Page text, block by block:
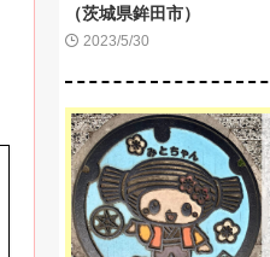
（茨城県鉾田市）
2023/5/30